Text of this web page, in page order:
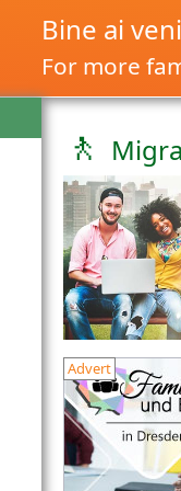
Bine ai
For more
🚶
Advert